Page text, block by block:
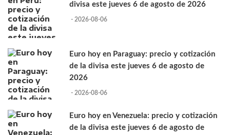
divisa este jueves 6 de agosto de 2026
- 2026-08-06
Euro hoy en Paraguay: precio y cotización
de la divisa este jueves 6 de agosto de
2026
- 2026-08-06
Euro hoy en Venezuela: precio y cotización
de la divisa este jueves 6 de agosto de